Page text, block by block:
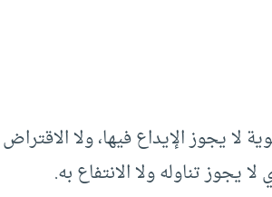
لا يجوز الإيداع فيها، ولا الاقتراض
يجوز تناوله ولا الانتفاع به.